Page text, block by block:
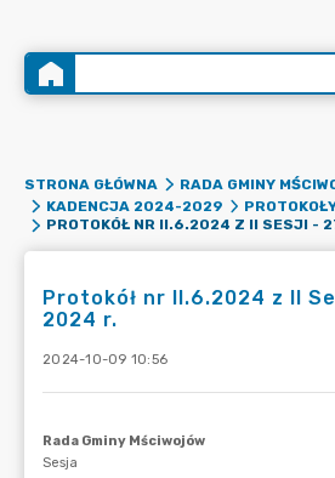
STRONA GŁÓWNA
RADA GMINY
KADENCJA 2024-2029
Protokół nr II.6.2024 z II
2024 r.
2024-10-09 10:56